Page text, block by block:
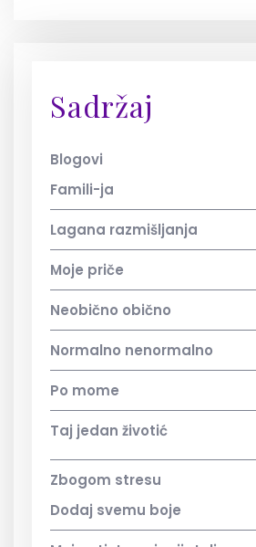
Sadržaj
Blogovi
Famili-ja
Lagana razmišljanja
Moje priče
Neobično obično
Normalno nenormalno
Po mome
Taj jedan životić
Zbogom stresu
Dodaj svemu boje